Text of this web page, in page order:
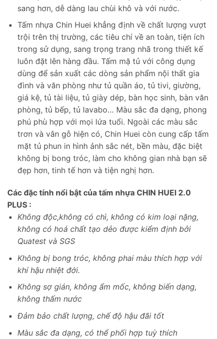
sang hơn, dễ dàng lau chùi khô và với nước.
Tấm nhựa Chin Huei khẳng định về chất lượng vượt
trội trên thị trường, các tiêu chí về an toàn, tiện ích
trong sử dụng, sang trọng trang nhã trong thiết kế
luôn đặt lên hàng đầu. Tấm mặ tủ với công dụng
dùng để sản xuất các dòng sản phẩm nội thất gia
đình và văn phòng như tủ quần áo, tủ tivi, giường,
giá kệ, tủ tài liệu, tủ giày dép, bàn học sinh, bàn văn
phòng, tủ bếp, tủ lavabo… Màu sắc đa dạng, phong
phú phù hợp với mọi lứa tuổi. Ngoài các màu sắc
trơn và vân gỗ hiện có, Chin Huei còn cung cấp tấm
mặt tủ phun in hình ảnh sắc nét, bền màu, đặc biệt
không bị bong tróc, làm cho không gian nhà bạn sẽ
đẹp hơn, tinh tế hơn và tiện nghị hơn.
Các đặc tính nổi bật của tấm nhựa CHIN HUEI 2.0
PLUS :
Không độc,không có chì, không có kim loại nặng,
không có hoá chất tạo dẻo được kiểm định bởi
Quatest và SGS
Không bị bong tróc, không phai màu thích hợp với
khí hậu nhiệt đới.
Không sợ gián, không ẩm mốc, không biến dạng,
không thấm nước
Đảm bảo chất lượng, chế độ hậu đãi tốt
Màu sắc đa dạng, có thể phối hợp tuỳ thích